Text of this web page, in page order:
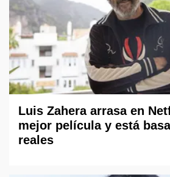
Luis Zahera arrasa en
mejor película y está
reales